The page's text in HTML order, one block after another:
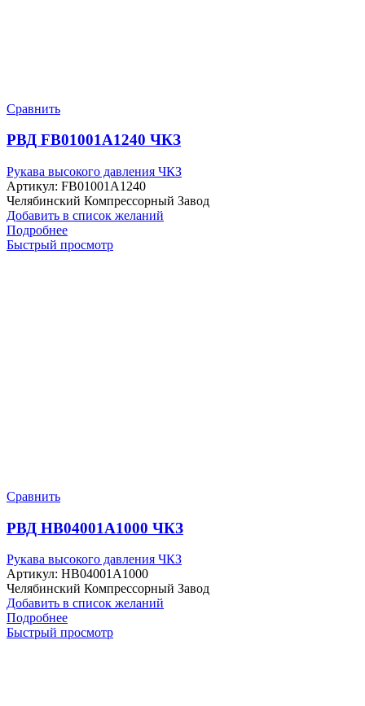
Сравнить
РВД FB01001A1240 ЧКЗ
Рукава высокого давления ЧКЗ
Артикул: FB01001A1240
Челябинский Компрессорный Завод
Добавить в список желаний
Подробнее
Быстрый просмотр
Сравнить
РВД HB04001A1000 ЧКЗ
Рукава высокого давления ЧКЗ
Артикул: HB04001A1000
Челябинский Компрессорный Завод
Добавить в список желаний
Подробнее
Быстрый просмотр